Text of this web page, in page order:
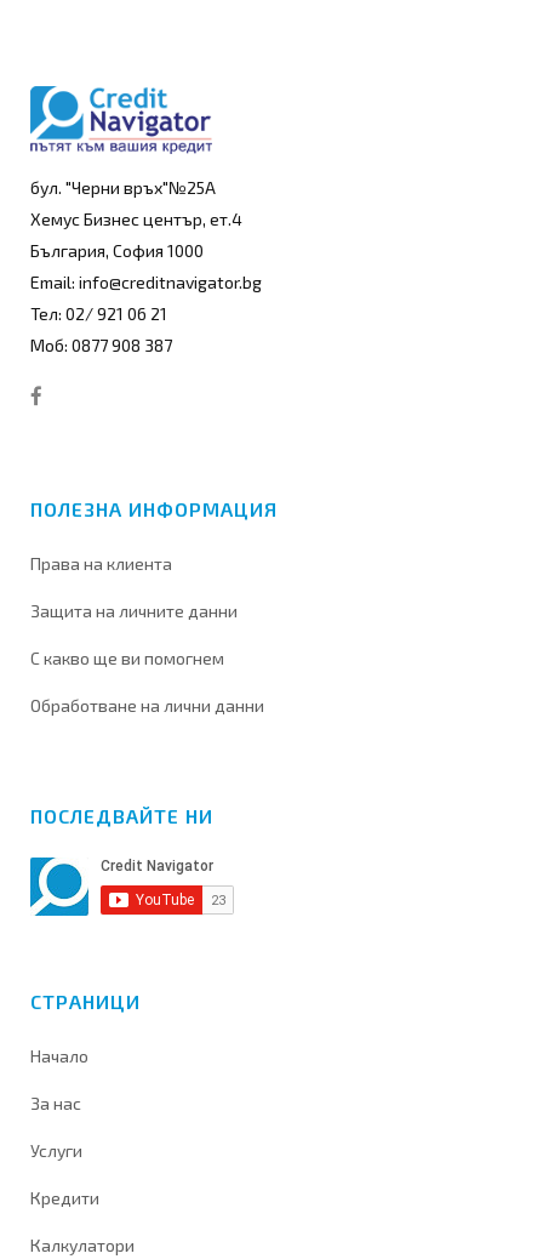
бул. "Черни връх"№25А
Хемус Бизнес център, ет.4
България, София 1000
Email: info@creditnavigator.bg
Тел: 02/ 921 06 21
Моб: 0877 908 387
ПОЛЕЗНА ИНФОРМАЦИЯ
Права на клиента
Защита на личните данни
С какво ще ви помогнем
Обработване на лични данни
ПОСЛЕДВАЙТЕ НИ
СТРАНИЦИ
Начало
За нас
Услуги
Кредити
Калкулатори